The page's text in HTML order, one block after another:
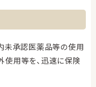
未承認医薬品等の使用
用等を、迅速に保険